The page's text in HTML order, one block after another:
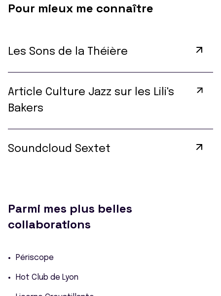
Pour mieux me connaître
Les Sons de la Théière
Article Culture Jazz sur les Lili's
Bakers
Soundcloud Sextet
Parmi mes plus belles
collaborations
Périscope
Hot Club de Lyon